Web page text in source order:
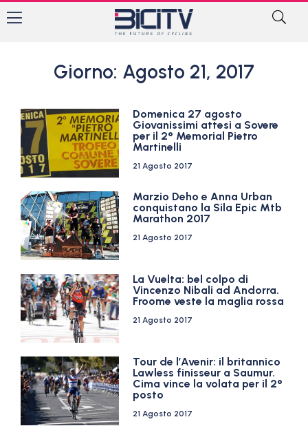
Giorno: Agosto 21, 2017
Domenica 27 agosto
Giovanissimi attesi a Sovere
per il 2° Memorial Pietro
Martinelli
21 Agosto 2017
Marzio Deho e Anna Urban
conquistano la Sila Epic Mtb
Marathon 2017
21 Agosto 2017
La Vuelta: bel colpo di
Vincenzo Nibali ad Andorra.
Froome veste la maglia rossa
21 Agosto 2017
Tour de l’Avenir: il britannico
Lawless finisseur a Saumur.
Cima vince la volata per il 2°
posto
21 Agosto 2017